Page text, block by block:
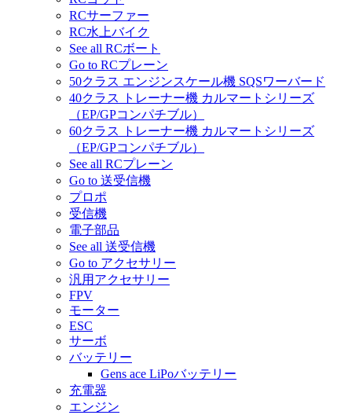
RCサーファー
RC水上バイク
See all RCボート
Go to RCプレーン
50クラス エンジンスケール機 SQSワーバード
40クラス トレーナー機 カルマートシリーズ
（EP/GPコンパチブル）
60クラス トレーナー機 カルマートシリーズ
（EP/GPコンパチブル）
See all RCプレーン
Go to 送受信機
プロポ
受信機
電子部品
See all 送受信機
Go to アクセサリー
汎用アクセサリー
FPV
モーター
ESC
サーボ
バッテリー
Gens ace LiPoバッテリー
充電器
エンジン